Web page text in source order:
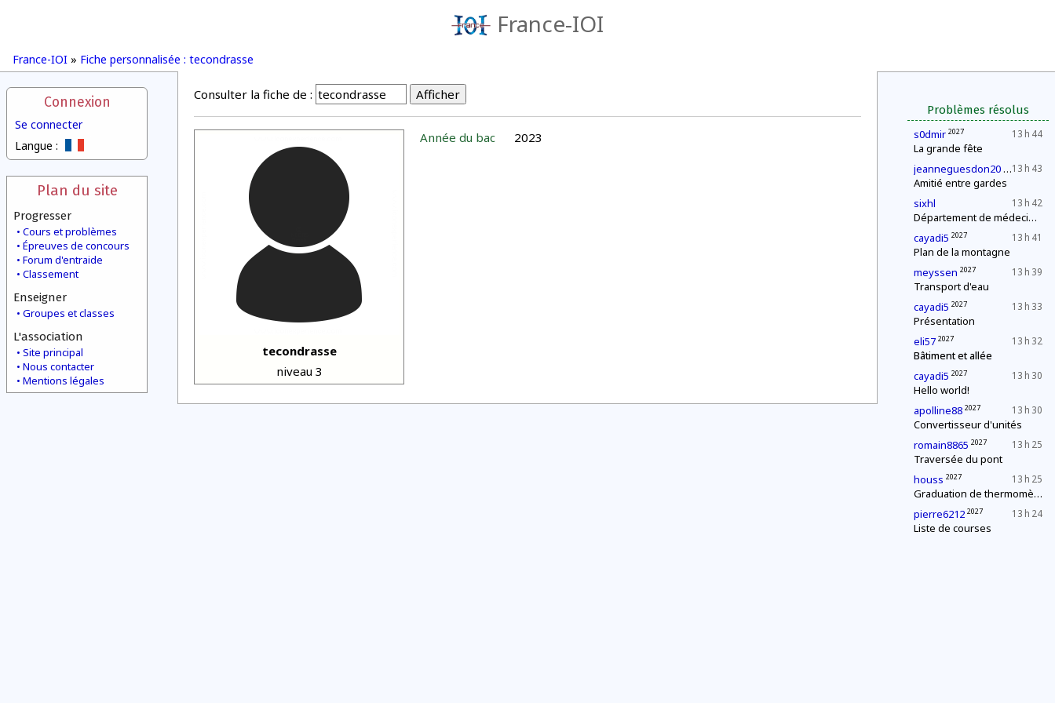
France-IOI
France-IOI » Fiche personnalisée : tecondrasse
Connexion
Se connecter
Langue :
Plan du site
Progresser
Cours et problèmes
Épreuves de concours
Forum d'entraide
Classement
Enseigner
Groupes et classes
L'association
Site principal
Nous contacter
Mentions légales
Problèmes résolus
13 h 44
s0dmir 2027
La grande fête
13 h 43
jeanneguesdon20 2027
Amitié entre gardes
13 h 42
sixhl
Département de médecine : contrôle d'une épidémie
13 h 41
cayadi5 2027
Plan de la montagne
13 h 39
meyssen 2027
Transport d'eau
13 h 33
cayadi5 2027
Présentation
13 h 32
eli57 2027
Bâtiment et allée
13 h 30
cayadi5 2027
Hello world!
13 h 30
apolline88 2027
Convertisseur d'unités
13 h 25
romain8865 2027
Traversée du pont
13 h 25
houss 2027
Graduation de thermomètres
13 h 24
pierre6212 2027
Liste de courses
Consulter la fiche de :
tecondrasse
niveau 3
Année du bac 2023